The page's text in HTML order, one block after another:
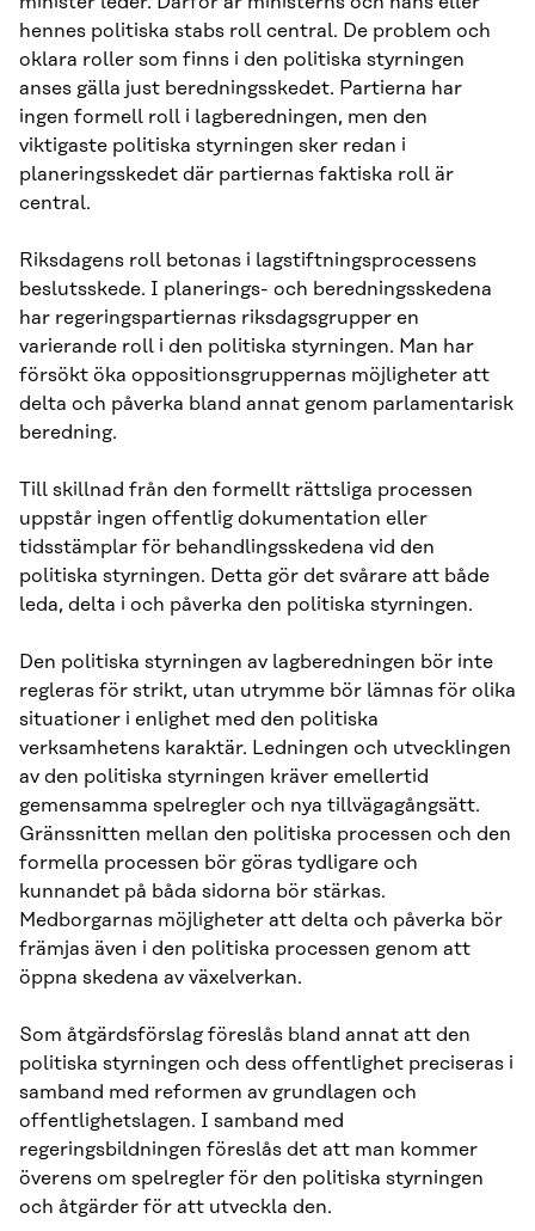
hennes politiska stabs roll central. De problem och
oklara roller som finns i den politiska styrningen
anses gälla just beredningsskedet. Partierna har
ingen formell roll i lagberedningen, men den
viktigaste politiska styrningen sker redan i
planeringsskedet där partiernas faktiska roll är
central.
Riksdagens roll betonas i lagstiftningsprocessens
beslutsskede. I planerings- och beredningsskedena
har regeringspartiernas riksdagsgrupper en
varierande roll i den politiska styrningen. Man har
försökt öka oppositionsgruppernas möjligheter att
delta och påverka bland annat genom parlamentarisk
beredning.
Till skillnad från den formellt rättsliga processen
uppstår ingen offentlig dokumentation eller
tidsstämplar för behandlingsskedena vid den
politiska styrningen. Detta gör det svårare att både
leda, delta i och påverka den politiska styrningen.
Den politiska styrningen av lagberedningen bör inte
regleras för strikt, utan utrymme bör lämnas för olika
situationer i enlighet med den politiska
verksamhetens karaktär. Ledningen och utvecklingen
av den politiska styrningen kräver emellertid
gemensamma spelregler och nya tillvägagångsätt.
Gränssnitten mellan den politiska processen och den
formella processen bör göras tydligare och
kunnandet på båda sidorna bör stärkas.
Medborgarnas möjligheter att delta och påverka bör
främjas även i den politiska processen genom att
öppna skedena av växelverkan.
Som åtgärdsförslag föreslås bland annat att den
politiska styrningen och dess offentlighet preciseras i
samband med reformen av grundlagen och
offentlighetslagen. I samband med
regeringsbildningen föreslås det att man kommer
överens om spelregler för den politiska styrningen
och åtgärder för att utveckla den.